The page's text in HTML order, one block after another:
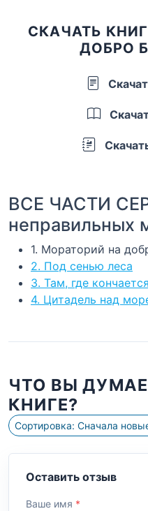
СКАЧАТЬ
ДОБРО
ВСЕ ЧАСТИ
неправильных
1. Мораторий на
2. Под сенью леса
3. Там, где
4. Цитадель над
ЧТО ВЫ
КНИГЕ?
Сортировка: Сначала
Оставить отзыв
Ваше имя *